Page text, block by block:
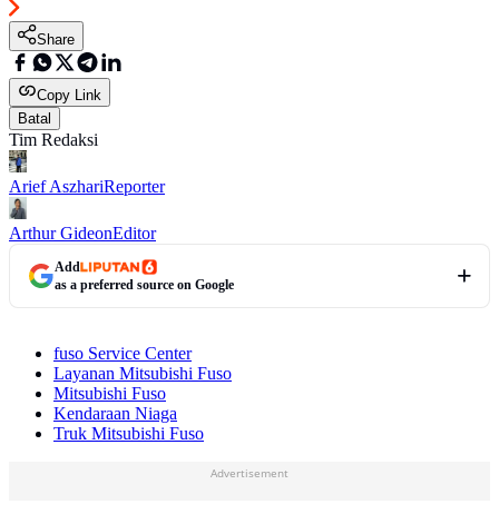
Share
Copy Link
Batal
Tim Redaksi
Arief AszhariReporter
Arthur GideonEditor
Add
as a preferred source on Google
fuso Service Center
Layanan Mitsubishi Fuso
Mitsubishi Fuso
Kendaraan Niaga
Truk Mitsubishi Fuso
Advertisement